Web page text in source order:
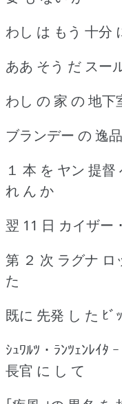
わし は もう 十分
ああ そう だ スー
わし の 家 の 地下
ブランデー の 逸
１ 本 を ヤン 提督
れ ん か
翌 11 日 カイザー
第 ２ 次 ラグナ ロ
た
既に 先発 し た ﾋﾞ
ｼｭﾜﾙﾂ ･ ﾗﾝﾂｪﾝﾚｲﾀ
長官 に し て